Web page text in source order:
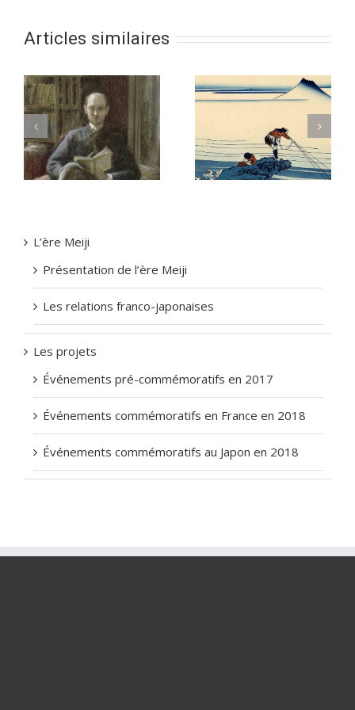
Articles similaires
Le Japonisme –
Estampes et
japonisme chez
Claude MONET
Le Japonisme –
Prosper-Alphonse
ISAAC
L’ère Meiji
Présentation de l’ère Meiji
Les relations franco-japonaises
Les projets
Événements pré-commémoratifs en 2017
Événements commémoratifs en France en 2018
Événements commémoratifs au Japon en 2018